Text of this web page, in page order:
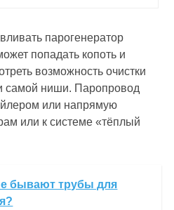
парогенератор
попадать копоть и
возможность очистки
самой ниши. Паропровод
или напрямую
или к системе «тёплый
бывают трубы для